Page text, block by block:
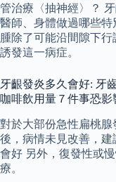
管治療〈抽神經〉？
醫師、身體做過哪些
腫除了可能沿間隙下
誘發這一病症。
牙齦發炎多久會好: 牙
咖啡飲用量７件事恐影
對於大部份急性扁桃
後，病情未見改善，建
會好 另外，復發性或
療。